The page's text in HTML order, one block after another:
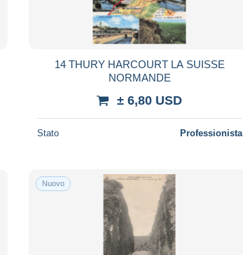
14 THURY HARCOURT LA SUISSE
NORMANDE
± 6,80 USD
Stato Professionista
Nuovo